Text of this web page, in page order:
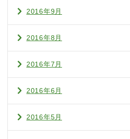
2016年9月
2016年8月
2016年7月
2016年6月
2016年5月